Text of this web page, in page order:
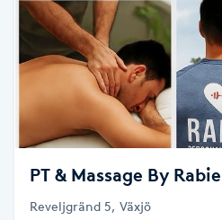
Lymfmassage
Läpptatuering
Makeup
Manikyr & Pedikyr
PT & Massage By Rabie
Reveljgränd 5, Växjö